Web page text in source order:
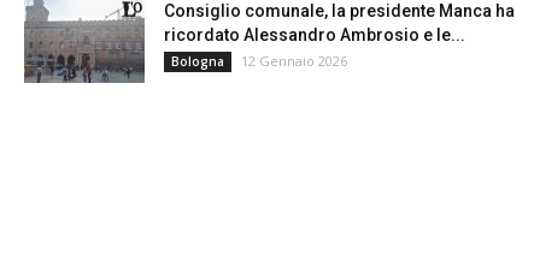
Consiglio comunale, la presidente Manca ha
ricordato Alessandro Ambrosio e le...
Bologna 12 Gennaio 2026